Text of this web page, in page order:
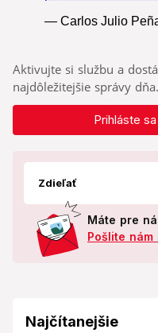
Aktivujte si službu a
najdôležitejšie správy dňa.
Prihláste
Zdieľať
Máte pre
Pošlite nám
Najčítanejšie